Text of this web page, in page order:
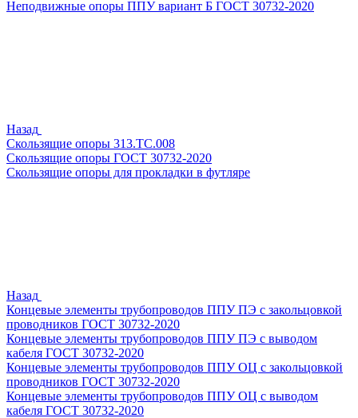
Неподвижные опоры ППУ вариант Б ГОСТ 30732-2020
Назад
Скользящие опоры 313.ТС.008
Скользящие опоры ГОСТ 30732-2020
Скользящие опоры для прокладки в футляре
Назад
Концевые элементы трубопроводов ППУ ПЭ с закольцовкой
проводников ГОСТ 30732-2020
Концевые элементы трубопроводов ППУ ПЭ с выводом
кабеля ГОСТ 30732-2020
Концевые элементы трубопроводов ППУ ОЦ с закольцовкой
проводников ГОСТ 30732-2020
Концевые элементы трубопроводов ППУ ОЦ с выводом
кабеля ГОСТ 30732-2020